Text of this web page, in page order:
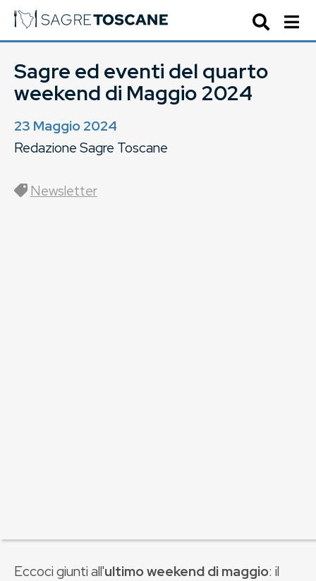
Sagre ed eventi del quarto
weekend di Maggio 2024
23 Maggio 2024
Redazione Sagre Toscane
Newsletter
Eccoci giunti all'ultimo weekend di maggio: il